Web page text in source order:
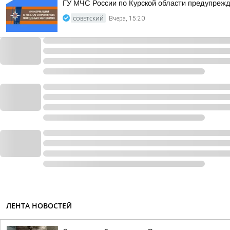
ГУ МЧС России по Курской области
СОВЕТСКИЙ Вчера, 15:20
ЛЕНТА НОВОСТЕЙ